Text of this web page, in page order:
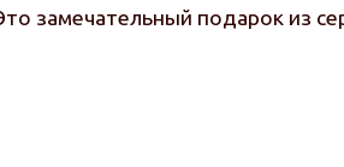
замечательный подарок из